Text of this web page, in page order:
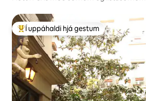
Í mestu uppáhaldi hjá gestum
Í uppáhaldi hjá gestum